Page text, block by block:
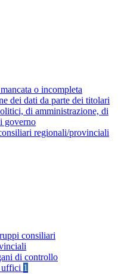
o incompleta
dei dati da parte dei titolari
di amministrazione, di
governo
regionali/provinciali
consiliari
di controllo
uffici 1